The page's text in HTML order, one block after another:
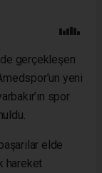
gerçekleşen
yeni
spor
elde
hareket